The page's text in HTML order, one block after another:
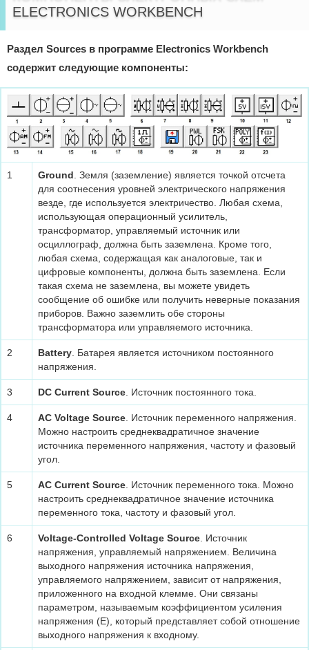
ELECTRONICS WORKBENCH
Раздел Sources в программе Electronics Workbench
содержит следующие компоненты:
1 Ground . Земля (заземление) является точкой отсчета
для соотнесения уровней электрического напряжения
везде, где используется электричество. Любая схема,
использующая операционный усилитель,
трансформатор, управляемый источник или
осциллограф, должна быть заземлена. Кроме того,
любая схема, содержащая как аналоговые, так и
цифровые компоненты, должна быть заземлена. Если
такая схема не заземлена, вы можете увидеть
сообщение об ошибке или получить неверные показания
приборов. Важно заземлить обе стороны
трансформатора или управляемого источника.
2 Battery . Батарея является источником постоянного
напряжения.
3 DC Current Source . Источник постоянного тока.
4 AC Voltage Source . Источник переменного напряжения.
Можно настроить среднеквадратичное значение
источника переменного напряжения, частоту и фазовый
угол.
5 AC Current Source . Источник переменного тока. Можно
настроить среднеквадратичное значение источника
переменного тока, частоту и фазовый угол.
6 Voltage-Controlled Voltage Source . Источник
напряжения, управляемый напряжением. Величина
выходного напряжения источника напряжения,
управляемого напряжением, зависит от напряжения,
приложенного на входной клемме. Они связаны
параметром, называемым коэффициентом усиления
напряжения (E), который представляет собой отношение
выходного напряжения к входному.